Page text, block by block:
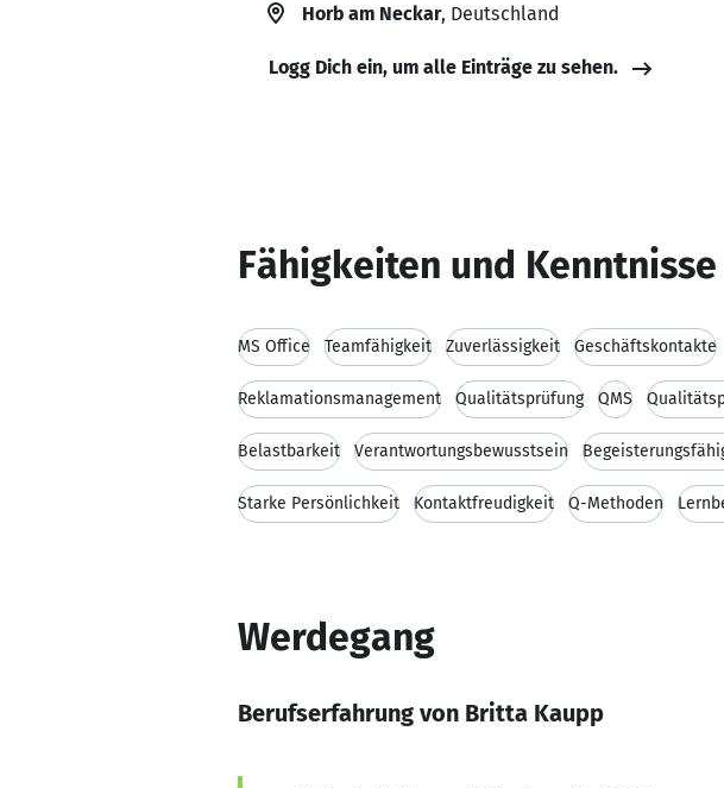
Horb am Neckar, Deutschland
Logg Dich ein, um alle Einträge zu sehen.
Fähigkeiten und Kenntnisse
MS Office Teamfähigkeit Zuverlässigkeit Geschäftskontakte
Reklamationsmanagement Qualitätsprüfung QMS
Belastbarkeit Verantwortungsbewusstsein
Starke Persönlichkeit Kontaktfreudigkeit Q-Methoden
Werdegang
Berufserfahrung von Britta Kaupp